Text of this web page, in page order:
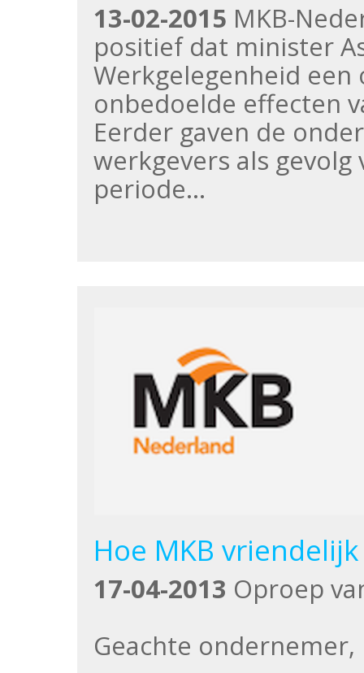
13-02-2015 MKB-
positief dat minister
Werkgelegenheid een
onbedoelde effecten
Eerder gaven de
werkgevers als
periode…
Hoe MKB
17-04-2013 Oproep
Geachte ondernemer,